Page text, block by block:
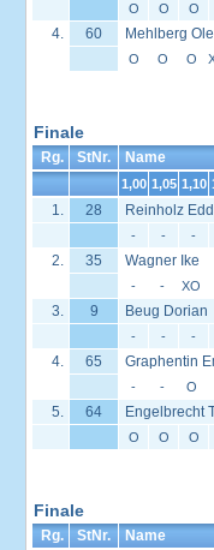
O O O
4. 60 Mehlberg Ole
O O O
Finale
Rg. StNr. Name
1,00 1,05 1,10
1. 28 Reinholz
- - -
2. 35 Wagner Ike
- - XO
3. 9 Beug Dorian
- - -
4. 65 Graphentin
- - O
5. 64 Engelbrecht
O O O
Finale
Rg. StNr. Name